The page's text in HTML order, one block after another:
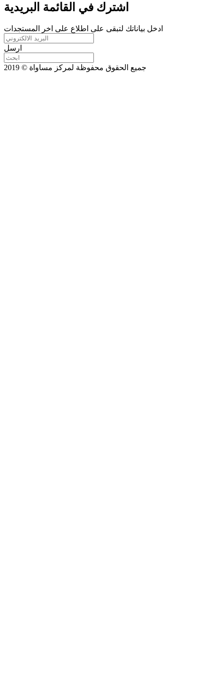
اشترك في القائمة البريدية
ادخل بياناتك لتبقى على اطلاع على اخر المستجدات
ارسل
جميع الحقوق محفوظة لمركز مساواة © 2019